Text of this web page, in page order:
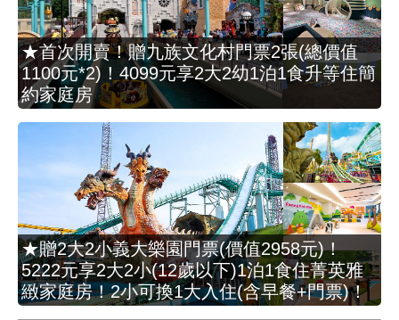
★首次開賣！贈九族文化村門票2張(總價值
1100元*2)！4099元享2大2幼1泊1食升等住簡
約家庭房
★贈2大2小義大樂園門票(價值2958元)！
5222元享2大2小(12歲以下)1泊1食住菁英雅
緻家庭房！2小可換1大入住(含早餐+門票)！